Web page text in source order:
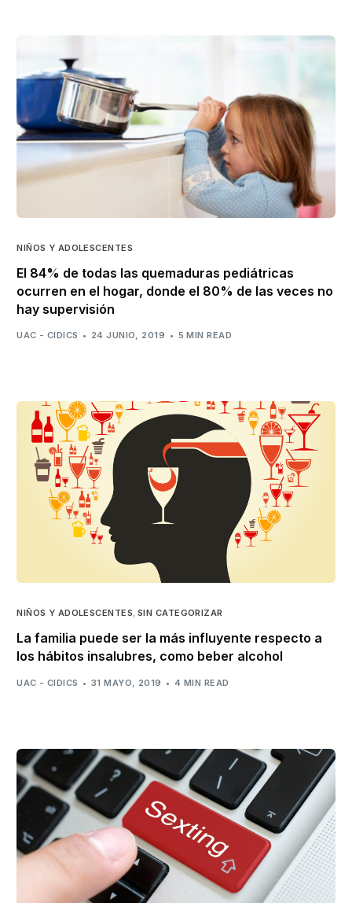
NIÑOS Y ADOLESCENTES
El 84% de todas las quemaduras pediátricas
ocurren en el hogar, donde el 80% de las veces no
hay supervisión
UAC - CIDICS 24 JUNIO, 2019 5 MIN READ
NIÑOS Y ADOLESCENTES,SIN CATEGORIZAR
La familia puede ser la más influyente respecto a
los hábitos insalubres, como beber alcohol
UAC - CIDICS 31 MAYO, 2019 4 MIN READ